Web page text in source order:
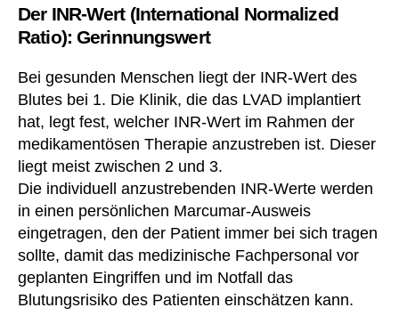
Der INR-Wert (International Normalized
Ratio): Gerinnungswert
Bei gesunden Menschen liegt der INR-Wert des
Blutes bei 1. Die Klinik, die das LVAD implantiert
hat, legt fest, welcher INR-Wert im Rahmen der
medikamentösen Therapie anzustreben ist. Dieser
liegt meist zwischen 2 und 3.
Die individuell anzustrebenden INR-Werte werden
in einen persönlichen Marcumar-Ausweis
eingetragen, den der Patient immer bei sich tragen
sollte, damit das medizinische Fachpersonal vor
geplanten Eingriffen und im Notfall das
Blutungsrisiko des Patienten einschätzen kann.